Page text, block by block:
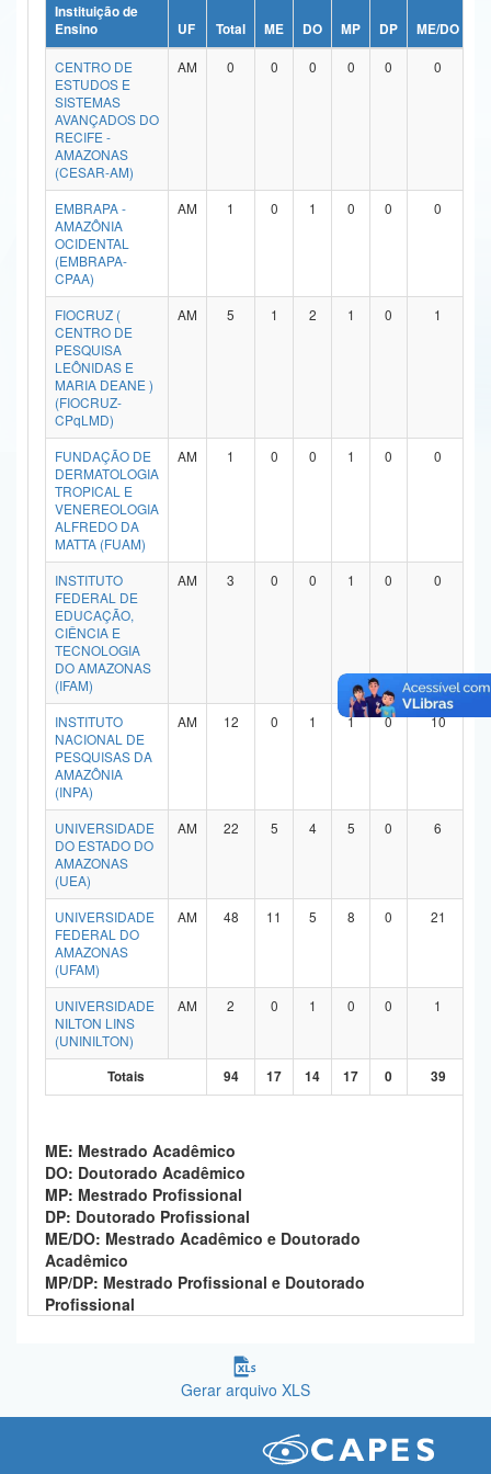
Ministério da Ciência, Tecnologia, Inovações e Comunicações
Ministério do Meio Ambiente
Ministério do Turismo
Ministério do Desenvolvimento Regional
Controladoria-Geral da União
Ministério da Mulher, da Família e dos Direitos Humanos
Secretaria-Geral
Secretaria de Governo
Gabinete de Segurança Institucional
Advocacia-Geral da União
Banco Central do Brasil
Instituição de
Ensino
UF Total ME DO MP DP ME/DO
CENTRO DE
ESTUDOS E
SISTEMAS
AVANÇADOS DO
RECIFE -
AMAZONAS
(CESAR-AM)
AM 0 0 0 0 0 0
EMBRAPA -
AMAZÔNIA
OCIDENTAL
(EMBRAPA-
CPAA)
AM 1 0 1 0 0 0
FIOCRUZ (
CENTRO DE
PESQUISA
LEÔNIDAS E
MARIA DEANE )
(FIOCRUZ-
CPqLMD)
AM 5 1 2 1 0 1
FUNDAÇÃO DE
DERMATOLOGIA
TROPICAL E
VENEREOLOGIA
ALFREDO DA
MATTA (FUAM)
AM 1 0 0 1 0 0
INSTITUTO
FEDERAL DE
EDUCAÇÃO,
CIÊNCIA E
TECNOLOGIA
DO AMAZONAS
(IFAM)
AM 3 0 0 1 0 0
INSTITUTO
NACIONAL DE
PESQUISAS DA
AMAZÔNIA
(INPA)
AM 12 0 1 1 0 10
UNIVERSIDADE
DO ESTADO DO
AMAZONAS
(UEA)
AM 22 5 4 5 0 6
UNIVERSIDADE
FEDERAL DO
AMAZONAS
(UFAM)
AM 48 11 5 8 0 21
UNIVERSIDADE
NILTON LINS
(UNINILTON)
AM 2 0 1 0 0 1
Totais 94 17 14 17 0 39
ME: Mestrado Acadêmico
DO: Doutorado Acadêmico
MP: Mestrado Profissional
DP: Doutorado Profissional
ME/DO: Mestrado Acadêmico e Doutorado
Acadêmico
MP/DP: Mestrado Profissional e Doutorado
Profissional
Gerar arquivo XLS